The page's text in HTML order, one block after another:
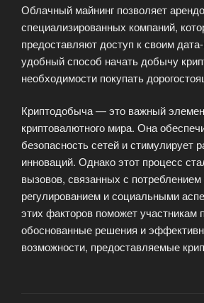
Облачный майнинг позволяет
специализированных компаний,
предоставляют доступ к своим
удобный способ начать добычу
необходимости покупать
Криптодобыча — это важный
криптовалютного мира. Она
безопасность сетей и стимулирует
инноваций. Однако этот процесс
вызовов, связанных с потреблением
регулированием и социальными
этих факторов поможет участникам
обоснованные решения и
возможности, предоставляемые